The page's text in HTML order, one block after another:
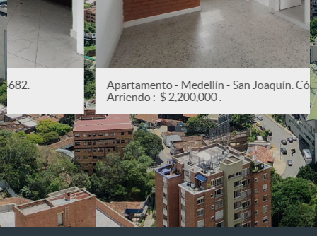
Apartamento - Medellín - San Joaquín. Código: 5382.
Arriendo : $ 2,200,000 .